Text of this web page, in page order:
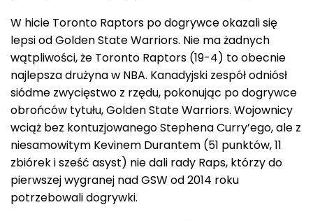
W hicie Toronto Raptors po dogrywce okazali się
lepsi od Golden State Warriors. Nie ma żadnych
wątpliwości, że Toronto Raptors (19-4) to obecnie
najlepsza drużyna w NBA. Kanadyjski zespół odniósł
siódme zwycięstwo z rzędu, pokonując po dogrywce
obrońców tytułu, Golden State Warriors. Wojownicy
wciąż bez kontuzjowanego Stephena Curry’ego, ale z
niesamowitym Kevinem Durantem (51 punktów, 11
zbiórek i sześć asyst) nie dali rady Raps, którzy do
pierwszej wygranej nad GSW od 2014 roku
potrzebowali dogrywki.